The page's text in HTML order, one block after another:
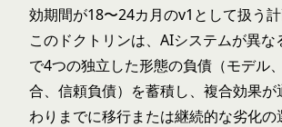
効期間が18〜24カ月のv1として扱う計
このドクトリンは、AIシステムが異な
で4つの独立した形態の負債（モデル
合、信頼負債）を蓄積し、複合効果が
わりまでに移行または継続的な劣化の